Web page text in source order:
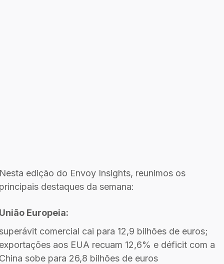
edição do Envoy Insights, reunimos os
destaques da semana:
Europeia:
comercial cai para 12,9 bilhões de euros;
aos EUA recuam 12,6% e déficit com a
sobe para 26,8 bilhões de euros